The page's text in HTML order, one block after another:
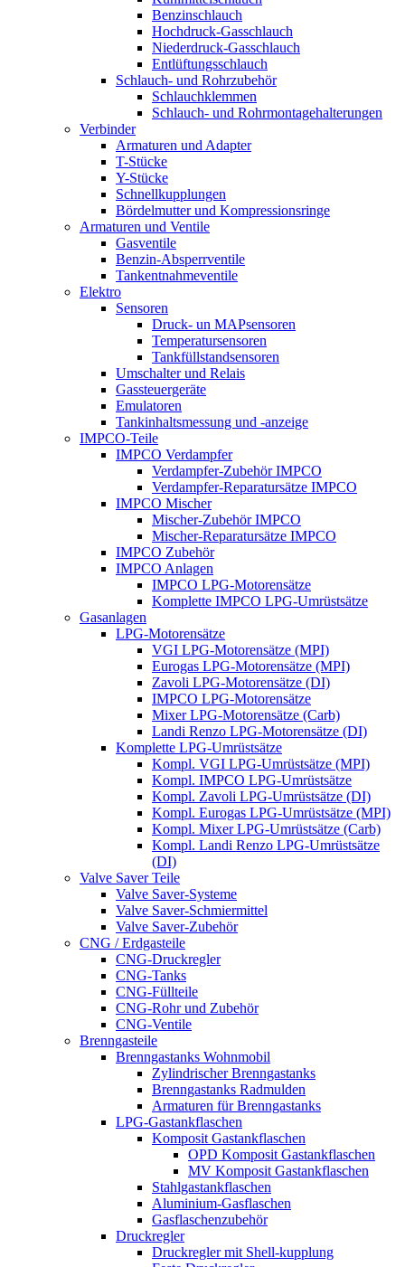
Benzinschlauch
Hochdruck-Gasschlauch
Niederdruck-Gasschlauch
Entlüftungsschlauch
Schlauch- und Rohrzubehör
Schlauchklemmen
Schlauch- und Rohrmontagehalterungen
Verbinder
Armaturen und Adapter
T-Stücke
Y-Stücke
Schnellkupplungen
Bördelmutter und Kompressionsringe
Armaturen und Ventile
Gasventile
Benzin-Absperrventile
Tankentnahmeventile
Elektro
Sensoren
Druck- un MAPsensoren
Temperatursensoren
Tankfüllstandsensoren
Umschalter und Relais
Gassteuergeräte
Emulatoren
Tankinhaltsmessung und -anzeige
IMPCO-Teile
IMPCO Verdampfer
Verdampfer-Zubehör IMPCO
Verdampfer-Reparatursätze IMPCO
IMPCO Mischer
Mischer-Zubehör IMPCO
Mischer-Reparatursätze IMPCO
IMPCO Zubehör
IMPCO Anlagen
IMPCO LPG-Motorensätze
Komplette IMPCO LPG-Umrüstsätze
Gasanlagen
LPG-Motorensätze
VGI LPG-Motorensätze (MPI)
Eurogas LPG-Motorensätze (MPI)
Zavoli LPG-Motorensätze (DI)
IMPCO LPG-Motorensätze
Mixer LPG-Motorensätze (Carb)
Landi Renzo LPG-Motorensätze (DI)
Komplette LPG-Umrüstsätze
Kompl. VGI LPG-Umrüstsätze (MPI)
Kompl. IMPCO LPG-Umrüstsätze
Kompl. Zavoli LPG-Umrüstsätze (DI)
Kompl. Eurogas LPG-Umrüstsätze (MPI)
Kompl. Mixer LPG-Umrüstsätze (Carb)
Kompl. Landi Renzo LPG-Umrüstsätze
(DI)
Valve Saver Teile
Valve Saver-Systeme
Valve Saver-Schmiermittel
Valve Saver-Zubehör
CNG / Erdgasteile
CNG-Druckregler
CNG-Tanks
CNG-Füllteile
CNG-Rohr und Zubehör
CNG-Ventile
Brenngasteile
Brenngastanks Wohnmobil
Zylindrischer Brenngastanks
Brenngastanks Radmulden
Armaturen für Brenngastanks
LPG-Gastankflaschen
Komposit Gastankflaschen
OPD Komposit Gastankflaschen
MV Komposit Gastankflaschen
Stahlgastankflaschen
Aluminium-Gasflaschen
Gasflaschenzubehör
Druckregler
Druckregler mit Shell-kupplung